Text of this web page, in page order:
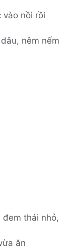
nồi rồi
nêm nếm
đem thái nhỏ,
ăn